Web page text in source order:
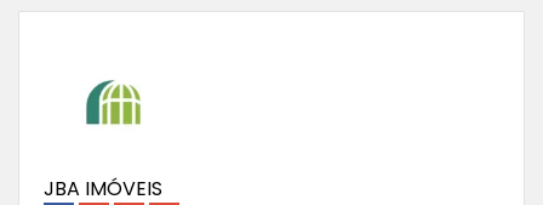
JBA IMÓVEIS